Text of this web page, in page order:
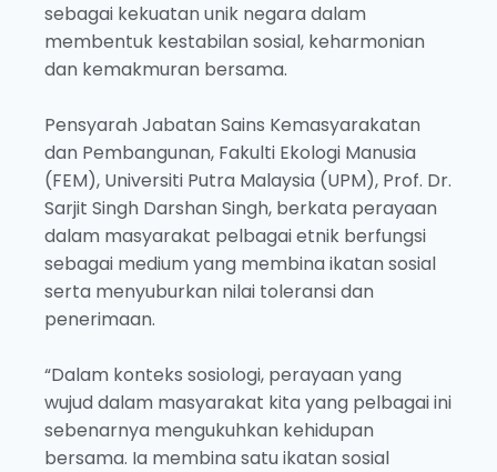
sebagai kekuatan unik negara dalam
membentuk kestabilan sosial, keharmonian
dan kemakmuran bersama.
Pensyarah Jabatan Sains Kemasyarakatan
dan Pembangunan, Fakulti Ekologi Manusia
(FEM), Universiti Putra Malaysia (UPM), Prof. Dr.
Sarjit Singh Darshan Singh, berkata perayaan
dalam masyarakat pelbagai etnik berfungsi
sebagai medium yang membina ikatan sosial
serta menyuburkan nilai toleransi dan
penerimaan.
“Dalam konteks sosiologi, perayaan yang
wujud dalam masyarakat kita yang pelbagai ini
sebenarnya mengukuhkan kehidupan
bersama. Ia membina satu ikatan sosial